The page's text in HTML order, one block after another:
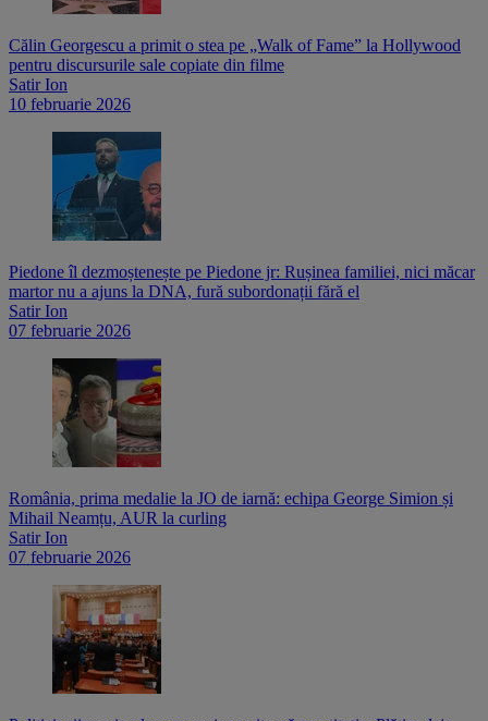
Călin Georgescu a primit o stea pe „Walk of Fame” la Hollywood
pentru discursurile sale copiate din filme
Satir Ion
10 februarie 2026
Piedone îl dezmoștenește pe Piedone jr: Rușinea familiei, nici măcar
martor nu a ajuns la DNA, fură subordonații fără el
Satir Ion
07 februarie 2026
România, prima medalie la JO de iarnă: echipa George Simion și
Mihail Neamțu, AUR la curling
Satir Ion
07 februarie 2026